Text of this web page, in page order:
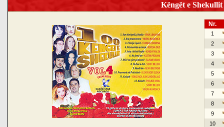
Këngët e
Nr.
1
2
3
4
5
6
7
8
9
10